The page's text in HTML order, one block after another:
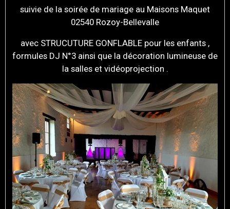
suivie de la soirée de mariage au Maisons Maquet
02540 Rozoy-Bellevalle
avec STRUCUTURE GONFLABLE pour les enfants ,
formules DJ N°3 ainsi que la décoration lumineuse de
la salles et vidéoprojection .